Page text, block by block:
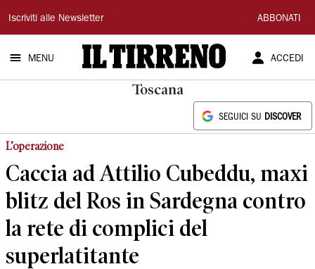
Il
Tirreno
Iscriviti alle Newsletter ABBONATI
MENU ACCEDI
Toscana
SEGUICI SU DISCOVER
L’operazione
Caccia ad Attilio Cubeddu, maxi
blitz del Ros in Sardegna contro
la rete di complici del
superlatitante